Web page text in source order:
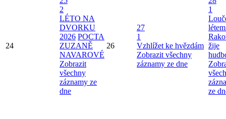
24
2
LÉTO NA
DVORKU
2026 POCTA
ZUZANĚ
NAVAROVÉ
Zobrazit
všechny
záznamy ze
dne
26
27
1
Vzhlížet ke hvězdám
Zobrazit všechny
záznamy ze dne
1
žije
ze